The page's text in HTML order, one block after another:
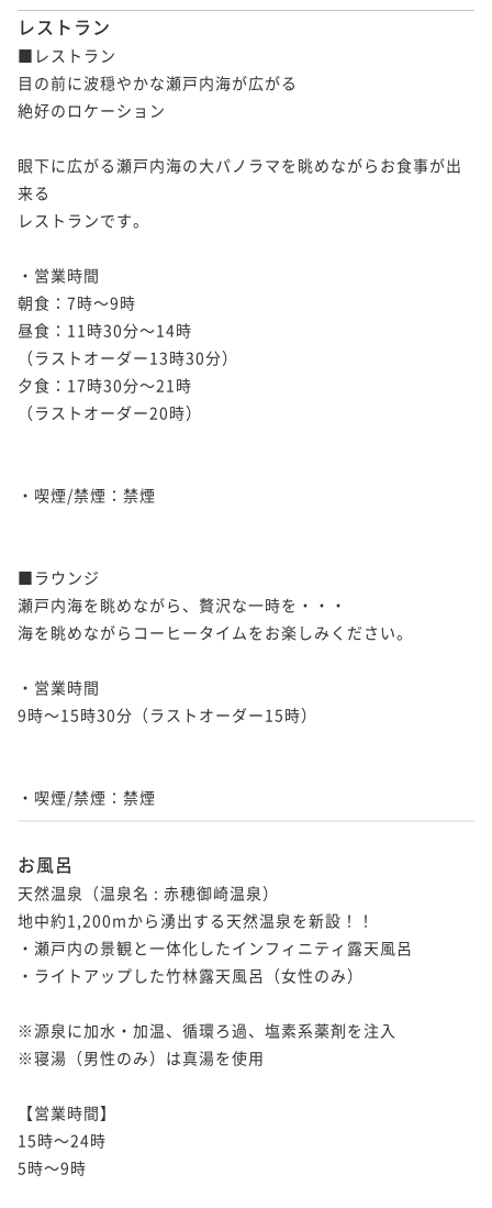
レストラン
■レストラン
目の前に波穏やかな瀬戸内海が広がる
絶好のロケーション
眼下に広がる瀬戸内海の大パノラマを眺めながらお食事が出
来る
レストランです。
・営業時間
朝食：7時～9時
昼食：11時30分～14時
（ラストオーダー13時30分）
夕食：17時30分～21時
（ラストオーダー20時）
・喫煙/禁煙：禁煙
■ラウンジ
瀬戸内海を眺めながら、贅沢な一時を・・・
海を眺めながらコーヒータイムをお楽しみください。
・営業時間
9時～15時30分（ラストオーダー15時）
・喫煙/禁煙：禁煙
お風呂
天然温泉（温泉名 : 赤穂御崎温泉）
地中約1,200mから湧出する天然温泉を新設！！
・瀬戸内の景観と一体化したインフィニティ露天風呂
・ライトアップした竹林露天風呂（女性のみ）
※源泉に加水・加温、循環ろ過、塩素系薬剤を注入
※寝湯（男性のみ）は真湯を使用
【営業時間】
15時～24時
5時～9時